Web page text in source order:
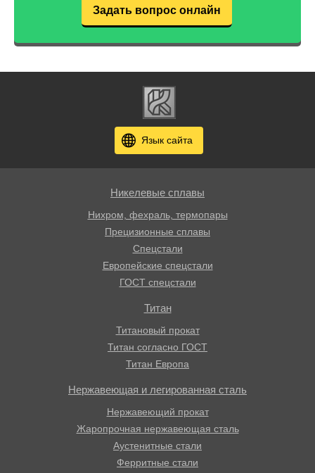
Задать вопрос онлайн
Язык сайта
Никелевые сплавы
Нихром, фехраль, термопары
Прецизионные сплавы
Спецстали
Европейские спецстали
ГОСТ спецстали
Титан
Титановый прокат
Титан согласно ГОСТ
Титан Европа
Нержавеющая и легированная сталь
Нержавеющий прокат
Жаропрочная нержавеющая сталь
Аустенитные стали
Ферритные стали